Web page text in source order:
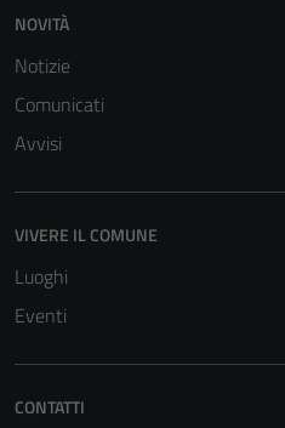
NOVITÀ
Notizie
Comunicati
Avvisi
VIVERE IL COMUNE
Luoghi
Eventi
CONTATTI